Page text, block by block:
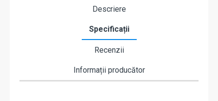
Descriere
Specificații
Recenzii
Informații producător